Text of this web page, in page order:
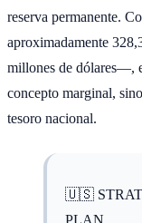
reserva permanente.
aproximadamente
millones de dólares—,
concepto marginal,
tesoro nacional.
🇺🇸
PLAN